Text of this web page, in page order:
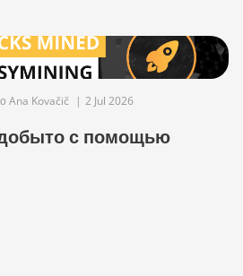
Ana Kovačič | 2 Jul 2026
добыто с помощью